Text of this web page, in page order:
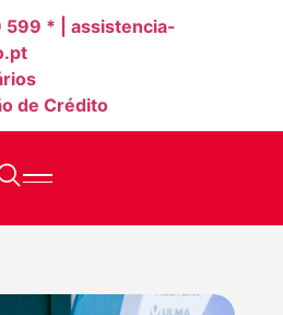
599 * | assistencia-
de Crédito
Jornadas de Logística &#...